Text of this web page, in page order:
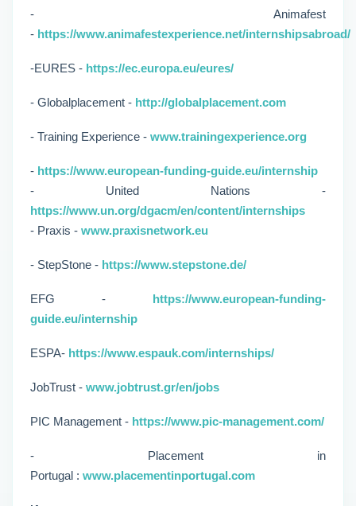
- Animafest
- https://www.animafestexperience.net/internshipsabroad/
-EURES - https://ec.europa.eu/eures/
- Globalplacement - http://globalplacement.com
- Training Experience - www.trainingexperience.org
- https://www.european-funding-guide.eu/internship
- United Nations -
https://www.un.org/dgacm/en/content/internships
- Praxis - www.praxisnetwork.eu
- StepStone - https://www.stepstone.de/
EFG - https://www.european-funding-
guide.eu/internship
ESPA- https://www.espauk.com/internships/
JobTrust - www.jobtrust.gr/en/jobs
PIC Management - https://www.pic-management.com/
- Placement in
Portugal : www.placementinportugal.com